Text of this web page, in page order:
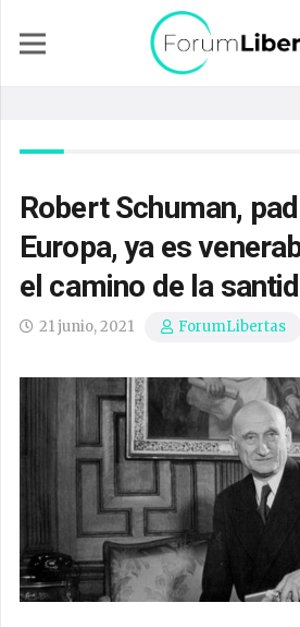
Robert Schuman,
Europa, ya es
el camino de la
21 junio, 2021 ForumLibertas